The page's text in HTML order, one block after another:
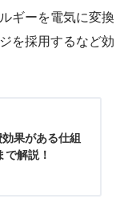
ギーを電気に変換
を採用するなど効
果がある仕組
解説！